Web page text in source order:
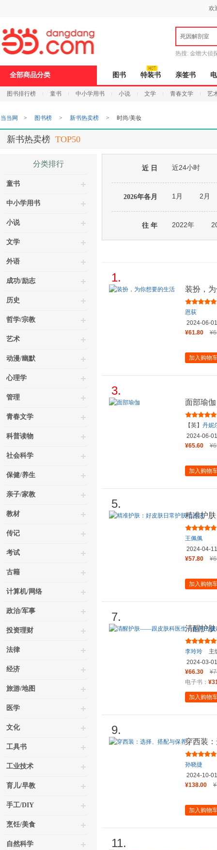
欢
死因解剖室
热搜: 金蟾大侦
全部商品分类 图书 特装书 亲签书
图书排行榜 童书 中小学用书 小说 文学 青春文学 艺
打
开
无
障
页
加
当当网 > 图书榜 > 新书热卖榜 > 时尚/美妆
新书热卖榜 TOP50
分类排行
童书
中小学用书
小说
文学
外语
成功/励志
历史
哲学/宗教
艺术
动漫/幽默
心理学
管理
青春文学
科普读物
社会科学
保健/养生
亲子/家教
教材
传记
考试
古籍
计算机/网络
政治/军事
投资理财
法律
经济
旅游/地图
医学
文化
工具书
工业技术
育儿/早教
手工/DIY
烹饪/美食
自然科学
近 日 近24小时
2026年各月 1月 2月
往 年 2022年
1.
装扮，
恩荻
2024-06-01
¥61.80
加入购物
3.
面部瑜伽
【英】 丹妮
2024-06-01
¥65.60
加入购物
5.
精准护
王佩佩
2024-04-11
¥57.80
加入购物
7.
清醒护
光泽肌
李玲玲
主
2024-03-01
¥66.30
电子书：
加入购物
9.
穿西装
孙晓捷
2024-10-01
¥138.00
加入购物
11.